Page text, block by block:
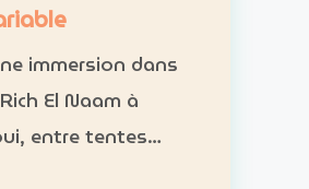
immersion dans
El Naam à
entre tentes